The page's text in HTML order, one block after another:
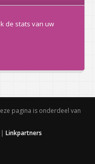
de stats van uw
pagina is onderdeel van
Linkpartners